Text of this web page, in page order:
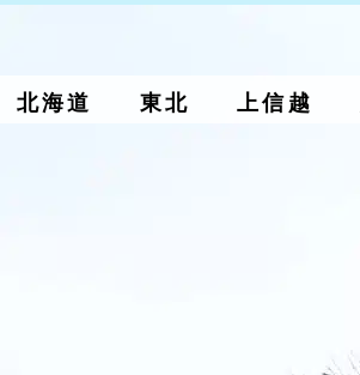
北海道 東北 上信越